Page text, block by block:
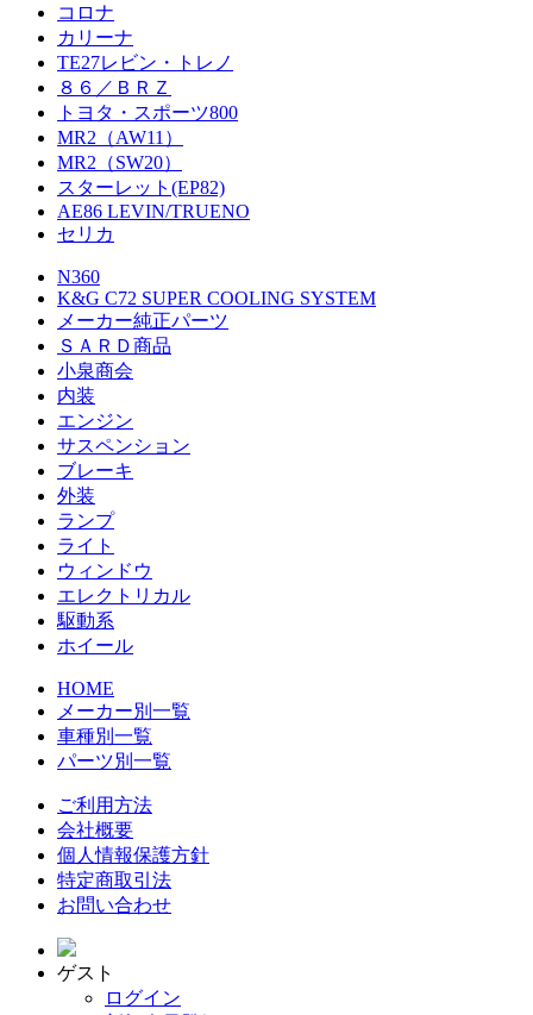
コロナ
カリーナ
TE27レビン・トレノ
８６／ＢＲＺ
トヨタ・スポーツ800
MR2（AW11）
MR2（SW20）
スターレット(EP82)
AE86 LEVIN/TRUENO
セリカ
N360
K&G C72 SUPER COOLING SYSTEM
メーカー純正パーツ
ＳＡＲＤ商品
小泉商会
内装
エンジン
サスペンション
ブレーキ
外装
ランプ
ライト
ウィンドウ
エレクトリカル
駆動系
ホイール
HOME
メーカー別一覧
車種別一覧
パーツ別一覧
ご利用方法
会社概要
個人情報保護方針
特定商取引法
お問い合わせ
ゲスト
ログイン